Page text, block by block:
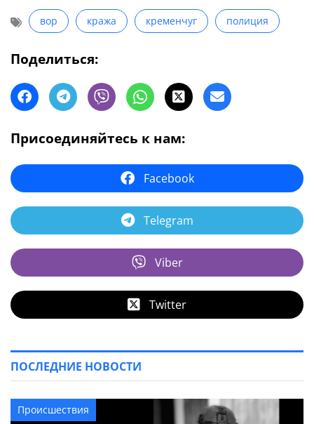
вор кража кременчуг полиция
Поделиться:
Присоединяйтесь к нам:
Facebook
Telegram
Viber
Twitter
ПОСЛЕДНИЕ НОВОСТИ
Происшествия